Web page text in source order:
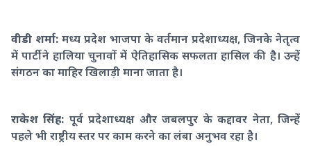
वीडी शर्मा: मध्य प्रदेश भाजपा के वर्तमान प्रदेशाध्यक्ष, जिनके नेतृत्व
में पार्टी ने हालिया चुनावों में ऐतिहासिक सफलता हासिल की है। उन्हें
संगठन का माहिर खिलाड़ी माना जाता है।
राकेश सिंह: पूर्व प्रदेशाध्यक्ष और जबलपुर के कद्दावर नेता, जिन्हें
पहले भी राष्ट्रीय स्तर पर काम करने का लंबा अनुभव रहा है।